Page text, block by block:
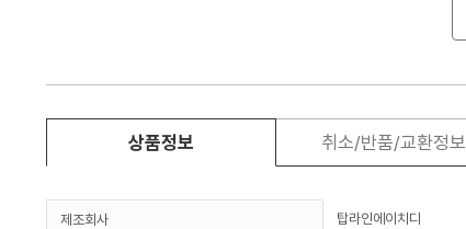
상품정보 취소/반품/교환정보
제조회사 탑라인에이치디